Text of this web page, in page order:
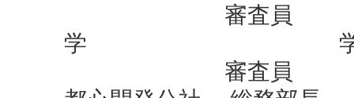
審査員 田村
学 学
審査員 川尻